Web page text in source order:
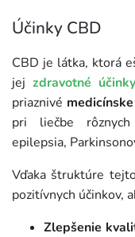
Účinky CBD
CBD je látka, ktorá
jej zdravotné
priaznivé
pri liečbe
epilepsia,
Vďaka štruktúre
pozitívnych účinkov,
Zlepšenie